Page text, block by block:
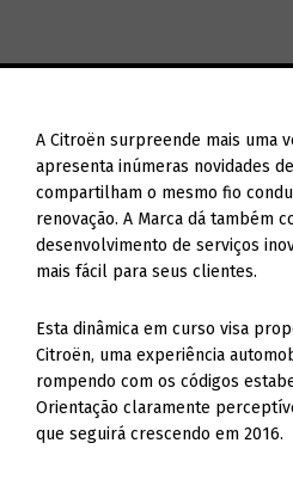
A Citroën surpreende mais uma
apresenta inúmeras novidades
compartilham o mesmo fio
renovação. A Marca dá também
desenvolvimento de serviços
mais fácil para seus clientes.
Esta dinâmica em curso visa
Citroën, uma experiência
rompendo com os códigos
Orientação claramente
que seguirá crescendo em 2016.